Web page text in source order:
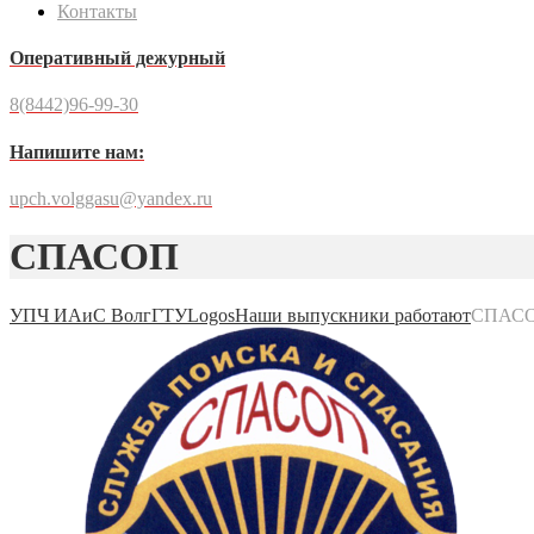
Контакты
Оперативный дежурный
8(8442)96-99-30
Напишите нам:
upch.volggasu@yandex.ru
СПАСОП
УПЧ ИАиС ВолгГТУLogosНаши выпускники работают